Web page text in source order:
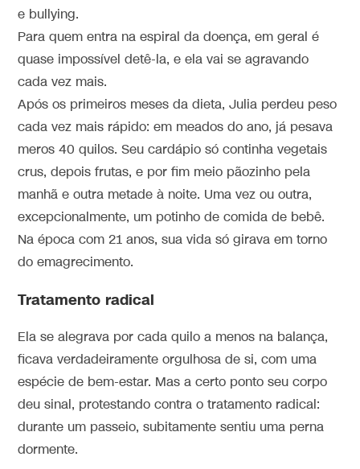
e bullying.
Para quem entra na espiral da doença, em geral é
quase impossível detê-la, e ela vai se agravando
cada vez mais.
Após os primeiros meses da dieta, Julia perdeu peso
cada vez mais rápido: em meados do ano, já pesava
meros 40 quilos. Seu cardápio só continha vegetais
crus, depois frutas, e por fim meio pãozinho pela
manhã e outra metade à noite. Uma vez ou outra,
excepcionalmente, um potinho de comida de bebê.
Na época com 21 anos, sua vida só girava em torno
do emagrecimento.
Tratamento radical
Ela se alegrava por cada quilo a menos na balança,
ficava verdadeiramente orgulhosa de si, com uma
espécie de bem-estar. Mas a certo ponto seu corpo
deu sinal, protestando contra o tratamento radical:
durante um passeio, subitamente sentiu uma perna
dormente.